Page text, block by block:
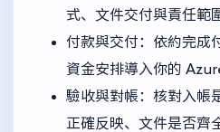
式、文件交付與責任範
付款與交付：依約完成
資金安排導入你的
驗收與對帳：核對入帳
正確反映、文件是否齊